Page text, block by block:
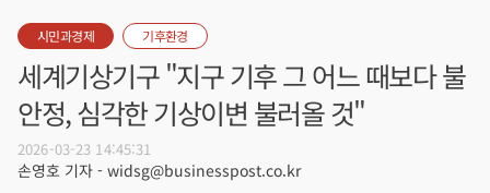
시민과경제 기후환경
세계기상기구 "지구 기후 그 어느 때보다 불
안정, 심각한 기상이변 불러올 것"
2026-03-23 14:45:31
손영호 기자 - widsg@businesspost.co.kr